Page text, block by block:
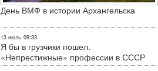
День ВМФ в истории Архангельска
13 июль 09:33
Я бы в грузчики пошел.
«Непрестижные» профессии в СССР